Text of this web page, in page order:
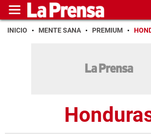
INICIO MENTE SANA PREMIUM